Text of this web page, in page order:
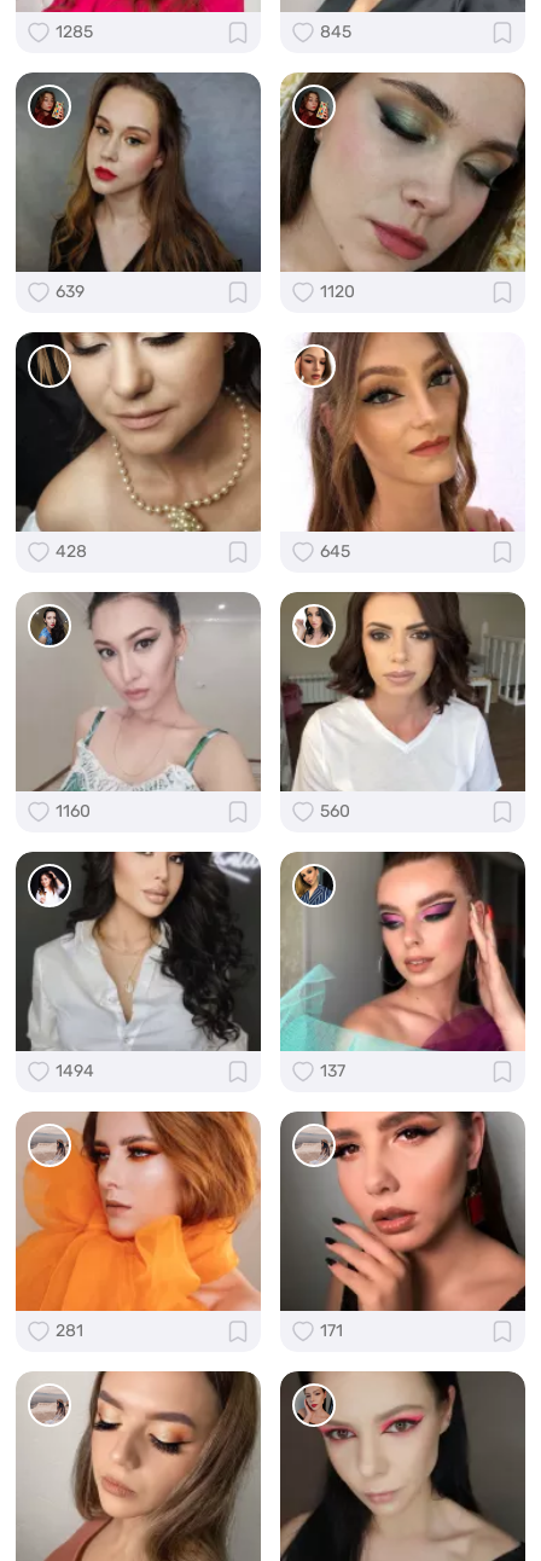
1285 845
639 1120
428 645
1160 560
1494 137
281 171